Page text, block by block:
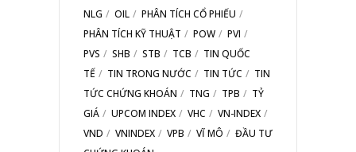
NLG
OIL
PHÂN TÍCH CỔ PHIẾU
PHÂN TÍCH KỸ THUẬT
POW
PVI
PVS
SHB STB TCB
TIN QUỐC
TẾ
TIN TRONG NƯỚC TIN TỨC
TIN
TỨC CHỨNG KHOÁN
TNG TPB
TỶ
GIÁ
UPCOM INDEX VHC
VN-INDEX
VND
VNINDEX VPB VĨ MÔ
ĐẦU TƯ